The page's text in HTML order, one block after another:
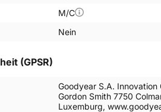
M/C
Nein
(GPSR)
Goodyear S.A. Innovation
Gordon Smith 7750
Luxemburg,